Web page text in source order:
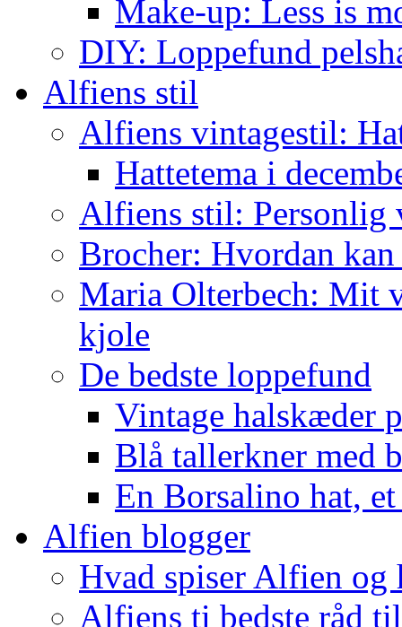
Make-up: Less is
DIY: Loppefund
Alfiens stil
Alfiens vintagestil:
Hattetema i
Alfiens stil: Personlig
Brocher: Hvordan
Maria Olterbech: Mit
kjole
De bedste loppefund
Vintage halskæder
Blå tallerkner med
En Borsalino hat,
Alfien blogger
Hvad spiser Alfien og
Alfiens ti bedste råd